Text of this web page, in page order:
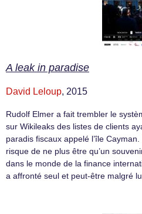
A leak in paradise
David Leloup, 2015
Rudolf Elmer a fait trembler le
sur Wikileaks des listes de clients
paradis fiscaux appelé l’île
risque de ne plus être qu’un
dans le monde de la finance
a affronté seul et peut-être malgré